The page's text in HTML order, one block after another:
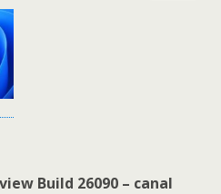
Build 26090 – canal